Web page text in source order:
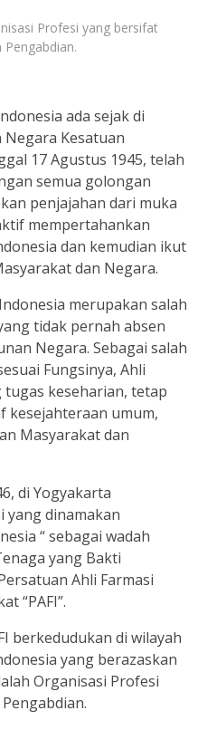
Profesi yang bersifat
Pengabdian.
ada sejak di
Kesatuan
17 Agustus 1945, telah
semua golongan
penjajahan dari muka
mempertahankan
dan kemudian ikut
dan Negara.
merupakan salah
tidak pernah absen
Negara. Sebagai salah
Fungsinya, Ahli
tugas keseharian, tetap
kesejahteraan umum,
Masyarakat dan
di Yogyakarta
yang dinamakan
“ sebagai wadah
yang Bakti
Ahli Farmasi
“PAFI”.
berkedudukan di wilayah
yang berazaskan
Organisasi Profesi